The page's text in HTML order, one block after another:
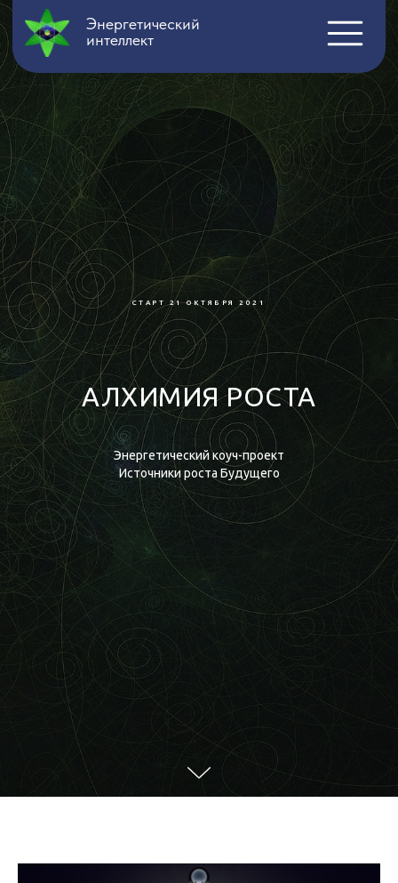
Энергетический
интеллект
СТАРТ 21 ОКТЯБРЯ 2021
АЛХИМИЯ РОСТА
Энергетический коуч-проект
Источники роста Будущего